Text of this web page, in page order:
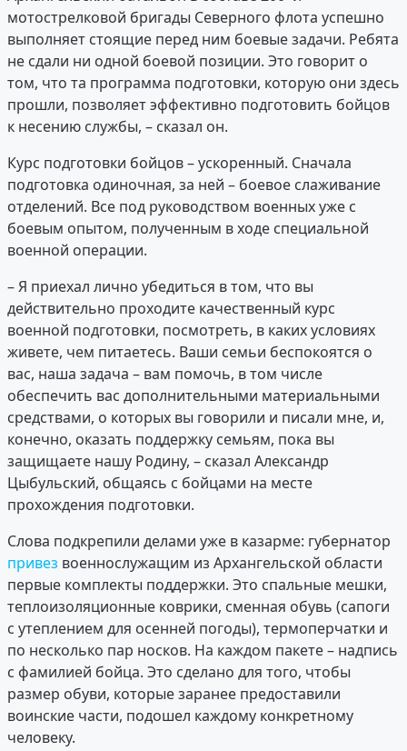
мотострелковой бригады Северного флота успешно
выполняет стоящие перед ним боевые задачи. Ребята
не сдали ни одной боевой позиции. Это говорит о
том, что та программа подготовки, которую они здесь
прошли, позволяет эффективно подготовить бойцов
к несению службы, – сказал он.
Курс подготовки бойцов – ускоренный. Сначала
подготовка одиночная, за ней – боевое слаживание
отделений. Все под руководством военных уже с
боевым опытом, полученным в ходе специальной
военной операции.
– Я приехал лично убедиться в том, что вы
действительно проходите качественный курс
военной подготовки, посмотреть, в каких условиях
живете, чем питаетесь. Ваши семьи беспокоятся о
вас, наша задача – вам помочь, в том числе
обеспечить вас дополнительными материальными
средствами, о которых вы говорили и писали мне, и,
конечно, оказать поддержку семьям, пока вы
защищаете нашу Родину, – сказал Александр
Цыбульский, общаясь с бойцами на месте
прохождения подготовки.
Слова подкрепили делами уже в казарме: губернатор
привез военнослужащим из Архангельской области
первые комплекты поддержки. Это спальные мешки,
теплоизоляционные коврики, сменная обувь (сапоги
с утеплением для осенней погоды), термоперчатки и
по несколько пар носков. На каждом пакете – надпись
с фамилией бойца. Это сделано для того, чтобы
размер обуви, которые заранее предоставили
воинские части, подошел каждому конкретному
человеку.